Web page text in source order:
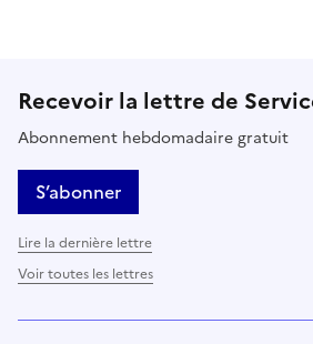
Recevoir la lettre de
Abonnement hebdomadaire gratuit
S’abonner
Lire la dernière lettre
Voir toutes les lettres